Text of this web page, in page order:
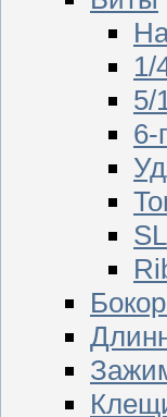
1/
5/
6-
SL